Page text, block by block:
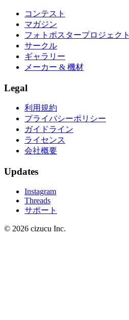
コンテスト
マガジン
フォトポスタープロジェクト
サークル
ギャラリー
メーカー & 機材
Legal
利用規約
プライバシーポリシー
ガイドライン
ライセンス
会社概要
Updates
Instagram
Threads
サポート
© 2026 cizucu Inc.